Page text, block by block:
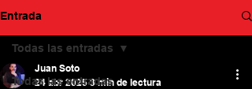
admin@onlatino.ca
Entrada
Todas las entradas
Todas las entradas
Juan Soto
24 abr 2025 3 min de lectura